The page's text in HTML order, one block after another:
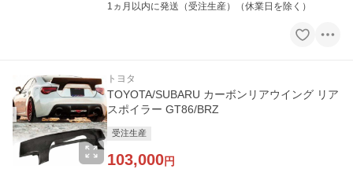
1ヵ月以内に発送（受注生産）（休業日を除く）
トヨタ
TOYOTA/SUBARU カーボンリアウイング リア
スポイラー GT86/BRZ
受注生産
103,000円